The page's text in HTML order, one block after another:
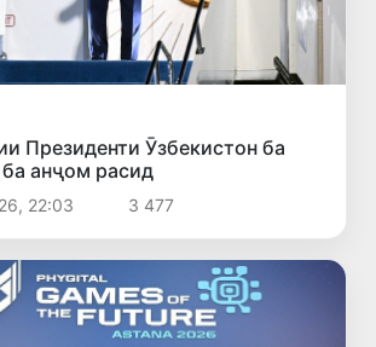
Президенти Ӯзбекистон ба
анҷом расид
22:03 3 477